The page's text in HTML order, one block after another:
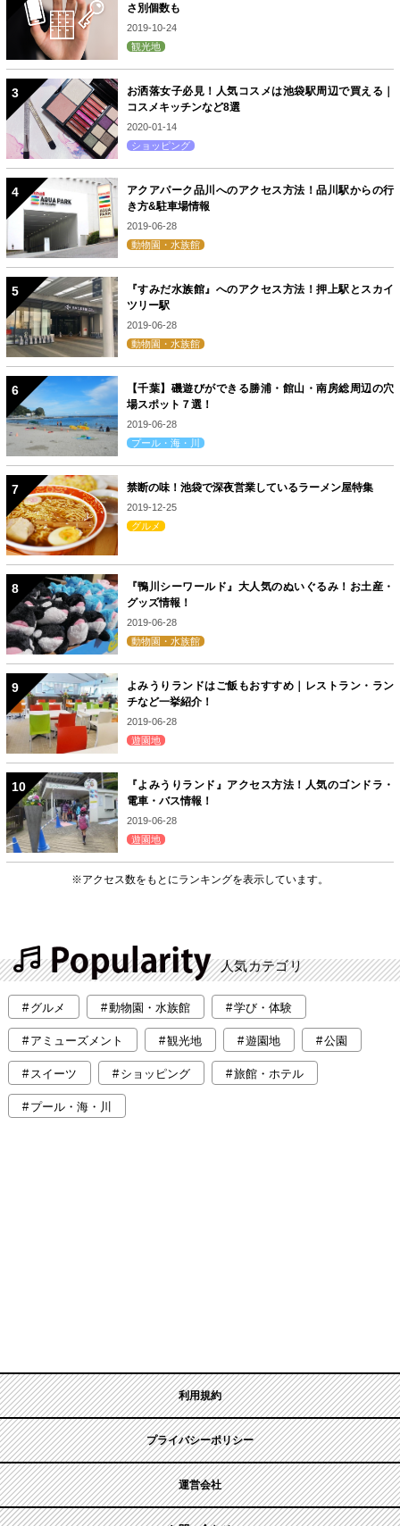
さ別個数も
2019-10-24
観光地
お洒落女子必見！人気コスメは池袋駅周辺で買える｜
コスメキッチンなど8選
2020-01-14
ショッピング
アクアパーク品川へのアクセス方法！品川駅からの行
き方&駐車場情報
2019-06-28
動物園・水族館
『すみだ水族館』へのアクセス方法！押上駅とスカイ
ツリー駅
2019-06-28
動物園・水族館
【千葉】磯遊びができる勝浦・館山・南房総周辺の穴
場スポット７選！
2019-06-28
プール・海・川
禁断の味！池袋で深夜営業しているラーメン屋特集
2019-12-25
グルメ
『鴨川シーワールド』大人気のぬいぐるみ！お土産・
グッズ情報！
2019-06-28
動物園・水族館
よみうりランドはご飯もおすすめ｜レストラン・ラン
チなど一挙紹介！
2019-06-28
遊園地
『よみうりランド』アクセス方法！人気のゴンドラ・
電車・バス情報！
2019-06-28
遊園地
※アクセス数をもとにランキングを表示しています。
人気カテゴリ
グルメ 動物園・水族館 学び・体験
アミューズメント 観光地 遊園地 公園
スイーツ ショッピング 旅館・ホテル
プール・海・川
利用規約
プライバシーポリシー
運営会社